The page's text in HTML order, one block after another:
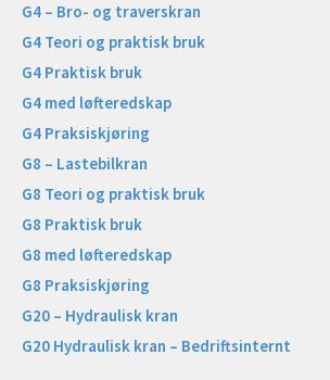
G4 – Bro- og traverskran
G4 Teori og praktisk bruk
G4 Praktisk bruk
G4 med løfteredskap
G4 Praksiskjøring
G8 – Lastebilkran
G8 Teori og praktisk bruk
G8 Praktisk bruk
G8 med løfteredskap
G8 Praksiskjøring
G20 – Hydraulisk kran
G20 Hydraulisk kran – Bedriftsinternt